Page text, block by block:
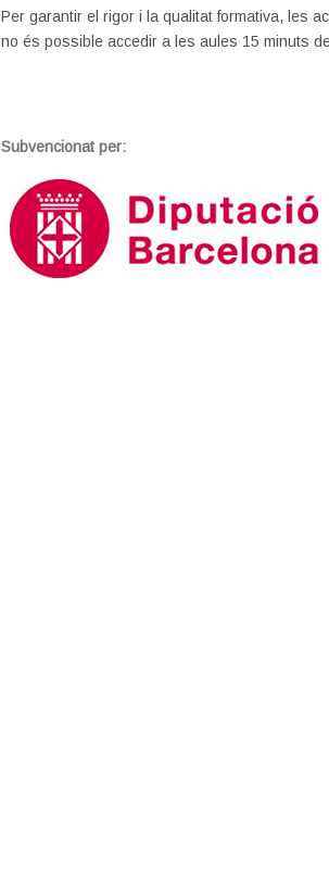
Per garantir el rigor i la qualitat formativa, les
no és possible accedir a les aules 15 minuts
Subvencionat per: